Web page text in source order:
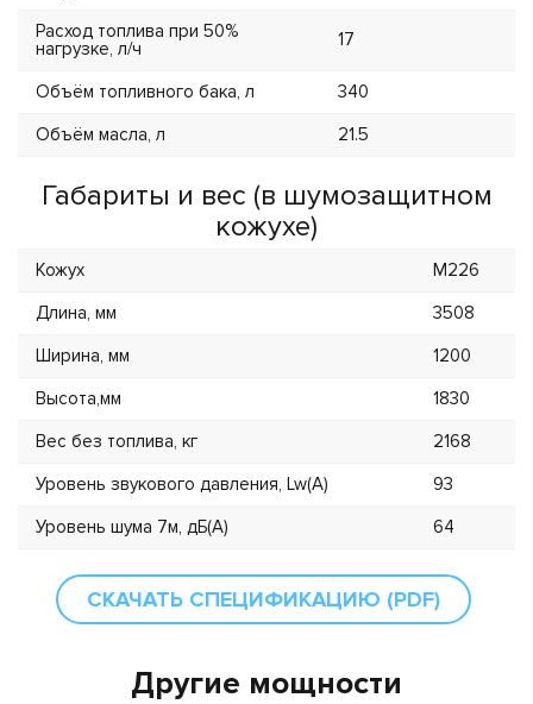
Расход топлива при 50%
нагрузке, л/ч
17
Объём топливного бака, л
340
Объём масла, л
21.5
Габариты и вес (в шумозащитном
кожухе)
Кожух
M226
Длина, мм
3508
Ширина, мм
1200
Высота,мм
1830
Вес без топлива, кг
2168
Уровень звукового давления, Lw(А)
93
Уровень шума 7м, дБ(А)
64
СКАЧАТЬ СПЕЦИФИКАЦИЮ (PDF)
Другие мощности